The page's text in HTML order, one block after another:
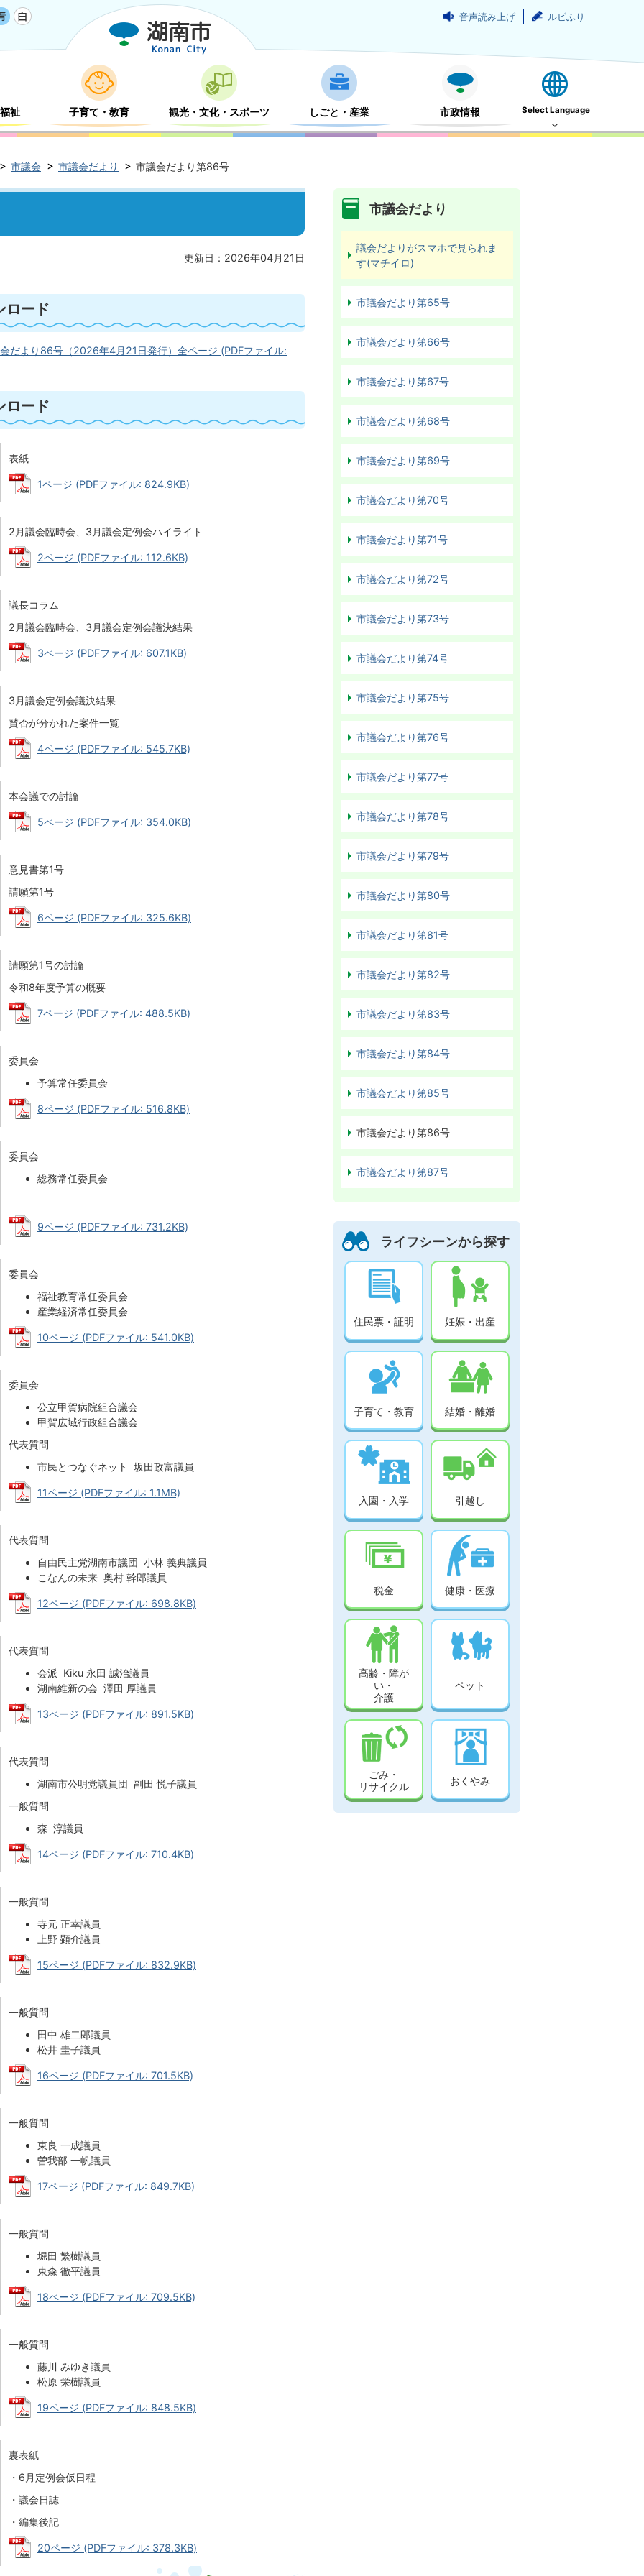
音声読み上げ ルビふり
祉 子育て・教育 観光・文化・スポーツ しごと・産業 市政情報 Select Language
市議会 市議会だより 市議会だより第86号
更新日：2026年04月21日
ロード
だより86号（2026年4月21日発行）全ページ (PDFファイル:
ロード
表紙
1ページ (PDFファイル: 824.9KB)
2月議会臨時会、3月議会定例会ハイライト
2ページ (PDFファイル: 112.6KB)
議長コラム
2月議会臨時会、3月議会定例会議決結果
3ページ (PDFファイル: 607.1KB)
3月議会定例会議決結果
賛否が分かれた案件一覧
4ページ (PDFファイル: 545.7KB)
本会議での討論
5ページ (PDFファイル: 354.0KB)
意見書第1号
請願第1号
6ページ (PDFファイル: 325.6KB)
請願第1号の討論
令和8年度予算の概要
7ページ (PDFファイル: 488.5KB)
委員会
予算常任委員会
8ページ (PDFファイル: 516.8KB)
委員会
総務常任委員会
9ページ (PDFファイル: 731.2KB)
委員会
福祉教育常任委員会
産業経済常任委員会
10ページ (PDFファイル: 541.0KB)
委員会
公立甲賀病院組合議会
甲賀広域行政組合議会
代表質問
市民とつなぐネット 坂田政富議員
11ページ (PDFファイル: 1.1MB)
代表質問
自由民主党湖南市議団 小林 義典議員
こなんの未来 奥村 幹郎議員
12ページ (PDFファイル: 698.8KB)
代表質問
会派 Kiku 永田 誠治議員
湖南維新の会 澤田 厚議員
13ページ (PDFファイル: 891.5KB)
代表質問
湖南市公明党議員団 副田 悦子議員
一般質問
森 淳議員
14ページ (PDFファイル: 710.4KB)
一般質問
寺元 正幸議員
上野 顕介議員
15ページ (PDFファイル: 832.9KB)
一般質問
田中 雄二郎議員
松井 圭子議員
16ページ (PDFファイル: 701.5KB)
一般質問
東良 一成議員
曽我部 一帆議員
17ページ (PDFファイル: 849.7KB)
一般質問
堀田 繁樹議員
東森 徹平議員
18ページ (PDFファイル: 709.5KB)
一般質問
藤川 みゆき議員
松原 栄樹議員
19ページ (PDFファイル: 848.5KB)
裏表紙
・6月定例会仮日程
・議会日誌
・編集後記
20ページ (PDFファイル: 378.3KB)
市議会だより
議会だよりがスマホで見られま
す(マチイロ)
市議会だより第65号
市議会だより第66号
市議会だより第67号
市議会だより第68号
市議会だより第69号
市議会だより第70号
市議会だより第71号
市議会だより第72号
市議会だより第73号
市議会だより第74号
市議会だより第75号
市議会だより第76号
市議会だより第77号
市議会だより第78号
市議会だより第79号
市議会だより第80号
市議会だより第81号
市議会だより第82号
市議会だより第83号
市議会だより第84号
市議会だより第85号
市議会だより第86号
市議会だより第87号
ライフシーンから探す
住民票・証明 妊娠・出産
子育て・教育 結婚・離婚
入園・入学 引越し
税金 健康・医療
高齢・障が
い・
介護
ペット
ごみ・
リサイクル
おくやみ